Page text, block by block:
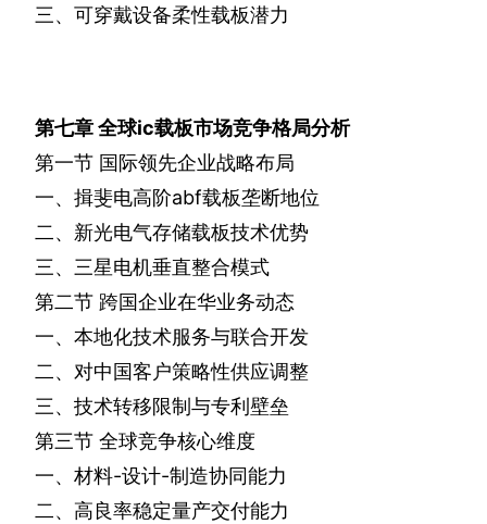
三、可穿戴设备柔性载板潜力
第七章全球ic载板市场竞争格局分析
第一节 国际领先企业战略布局
一、揖斐电高阶abf载板垄断地位
二、新光电气存储载板技术优势
三、三星电机垂直整合模式
第二节 跨国企业在华业务动态
一、本地化技术服务与联合开发
二、对中国客户策略性供应调整
三、技术转移限制与专利壁垒
第三节 全球竞争核心维度
一、材料-设计-制造协同能力
二、高良率稳定量产交付能力